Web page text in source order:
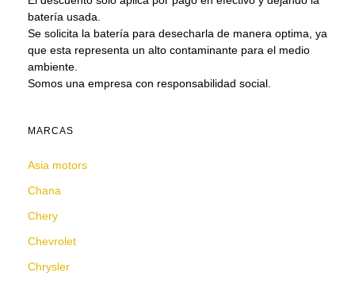
batería usada.
Se solicita la batería para desecharla de manera optima, ya
que esta representa un alto contaminante para el medio
ambiente.
Somos una empresa con responsabilidad social.
MARCAS
Asia motors
Chana
Chery
Chevrolet
Chrysler